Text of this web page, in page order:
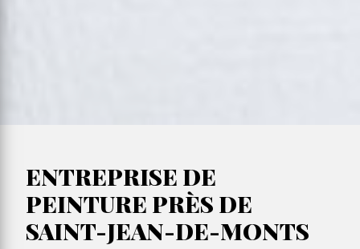
ENTREPRISE DE
PEINTURE PRÈS DE
SAINT-JEAN-DE-MONTS